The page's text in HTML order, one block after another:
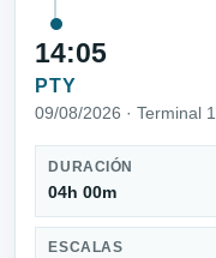
14:05
PTY
09/08/2026 · Terminal 1
DURACIÓN
04h 00m
ESCALAS